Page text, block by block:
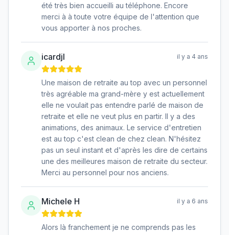
été très bien accueilli au téléphone. Encore
merci à à toute votre équipe de l'attention que
vous apporter à nos proches.
icardjl il y a 4 ans
Une maison de retraite au top avec un personnel
très agréable ma grand-mère y est actuellement
elle ne voulait pas entendre parlé de maison de
retraite et elle ne veut plus en partir. Il y a des
animations, des animaux. Le service d'entretien
est au top c'est clean de chez clean. N'hésitez
pas un seul instant et d'après les dire de certains
une des meilleures maison de retraite du secteur.
Merci au personnel pour nos anciens.
Michele H il y a 6 ans
Alors là franchement je ne comprends pas les